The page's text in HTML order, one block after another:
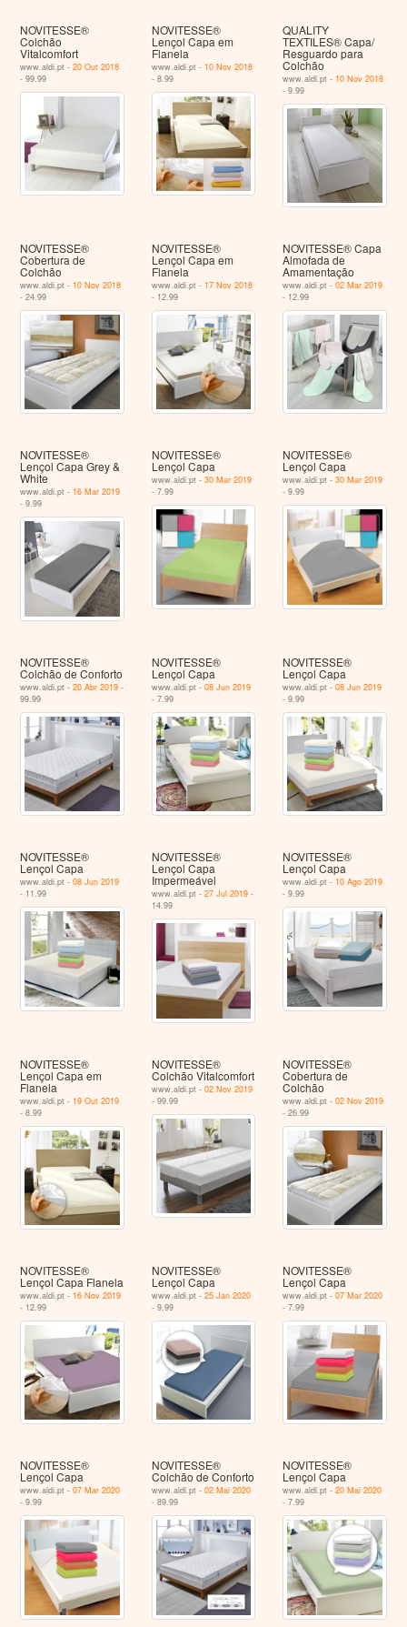
NOVITESSE®
Colchão
Vitalcomfort
www.aldi.pt -20 Out 2018
- 99.99
NOVITESSE®
Lençol Capa em
Flanela
www.aldi.pt - 10 Nov 2018
- 8.99
QUALITY
TEXTILES® Capa/
Resguardo para
Colchão
www.aldi.pt - 10 Nov 2018
- 9.99
NOVITESSE®
Cobertura de
Colchão
www.aldi.pt - 10 Nov 2018
- 24.99
NOVITESSE®
Lençol Capa em
Flanela
www.aldi.pt - 17 Nov 2018
- 12.99
NOVITESSE® Capa
Almofada de
Amamentação
www.aldi.pt -02 Mar 2019
- 12.99
NOVITESSE®
Lençol Capa Grey &
White
www.aldi.pt - 16 Mar 2019
- 9.99
NOVITESSE®
Lençol Capa
www.aldi.pt - 30 Mar 2019
- 7.99
NOVITESSE®
Lençol Capa
www.aldi.pt -30 Mar 2019
- 9.99
NOVITESSE®
Colchão de Conforto
www.aldi.pt -20 Abr 2019 -
99.99
NOVITESSE®
Lençol Capa
www.aldi.pt - 08 Jun 2019
- 7.99
NOVITESSE®
Lençol Capa
www.aldi.pt -08 Jun 2019
- 9.99
NOVITESSE®
Lençol Capa
www.aldi.pt -08 Jun 2019
- 11.99
NOVITESSE®
Lençol Capa
Impermeável
www.aldi.pt - 27 Jul 2019-
14.99
NOVITESSE®
Lençol Capa
www.aldi.pt - 10 Ago 2019
- 9.99
NOVITESSE®
Lençol Capa em
Flanela
www.aldi.pt - 19 Out 2019
- 8.99
NOVITESSE®
Colchão Vitalcomfort
www.aldi.pt - 02 Nov 2019
- 99.99
NOVITESSE®
Cobertura de
Colchão
www.aldi.pt -02 Nov 2019
- 26.99
NOVITESSE®
Lençol Capa Flanela
www.aldi.pt - 16 Nov 2019
- 12.99
NOVITESSE®
Lençol Capa
www.aldi.pt - 25 Jan 2020
- 9.99
NOVITESSE®
Lençol Capa
www.aldi.pt -07 Mar 2020
- 7.99
NOVITESSE®
Lençol Capa
www.aldi.pt -07 Mar 2020
- 9.99
NOVITESSE®
Colchão de Conforto
www.aldi.pt - 02 Mai 2020
- 89.99
NOVITESSE®
Lençol Capa
www.aldi.pt -20 Mai 2020
- 7.99